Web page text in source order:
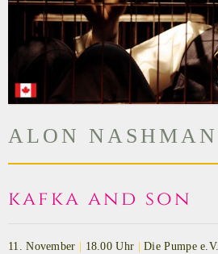
ALON NASHMAN
kafka and son
11. November | 18.00 Uhr | Die Pumpe e.V.